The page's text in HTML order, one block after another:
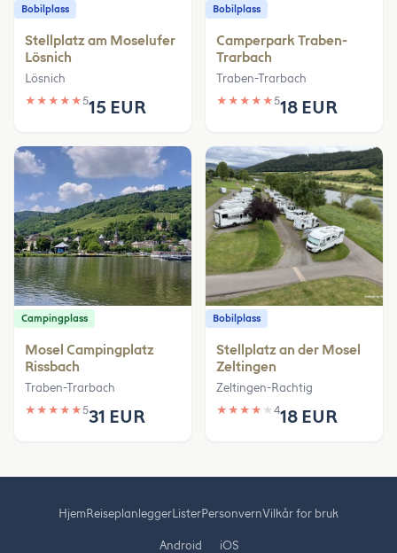
Bobilplass
Stellplatz am Moselufer
Lösnich
Lösnich
★ ★ ★ ★ ★515 EUR
Bobilplass
Camperpark Traben-
Trarbach
Traben-Trarbach
★ ★ ★ ★ ★518 EUR
Campingplass
Mosel Campingplatz
Rissbach
Traben-Trarbach
★ ★ ★ ★ ★531 EUR
Bobilplass
Stellplatz an der Mosel
Zeltingen
Zeltingen-Rachtig
★ ★ ★ ★ ★ 418 EUR
HjemReiseplanleggerListerPersonvernVilkår for bruk
Android iOS